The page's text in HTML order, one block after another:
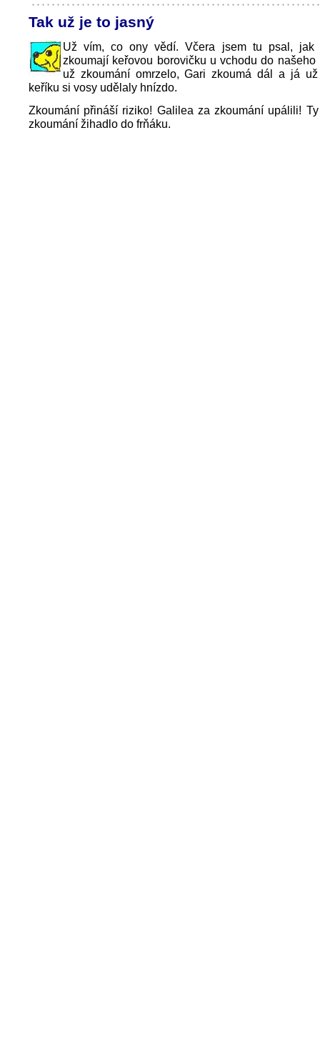
Tak už je to jasný
Už vím, co ony vědí. Včera jsem tu psal, jak
zkoumají keřovou borovičku u vchodu do našeho
už zkoumání omrzelo, Gari zkoumá dál a já
keříku si vosy udělaly hnízdo.
Zkoumání přináší riziko! Galilea za zkoumání upálili!
zkoumání žihadlo do frňáku.